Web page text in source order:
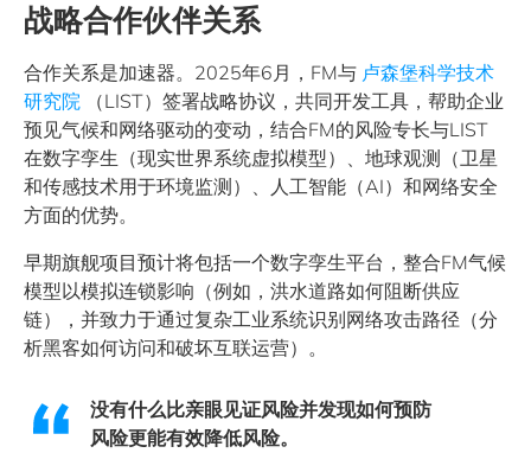
战略合作伙伴关系
合作关系是加速器。2025年6月，FM与 卢森堡科学技术
研究院 （LIST）签署战略协议，共同开发工具，帮助企业
预见气候和网络驱动的变动，结合FM的风险专长与LIST
在数字孪生（现实世界系统虚拟模型）、地球观测（卫星
和传感技术用于环境监测）、人工智能（AI）和网络安全
方面的优势。
早期旗舰项目预计将包括一个数字孪生平台，整合FM气候
模型以模拟连锁影响（例如，洪水道路如何阻断供应
链），并致力于通过复杂工业系统识别网络攻击路径（分
析黑客如何访问和破坏互联运营）。
没有什么比亲眼见证风险并发现如何预防
风险更能有效降低风险。